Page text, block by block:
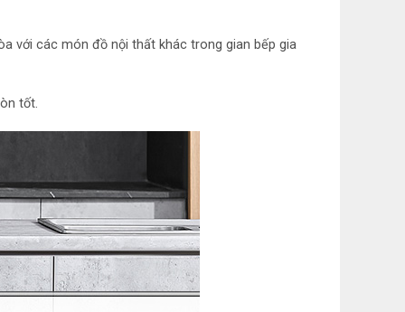
cửa)
máy Machine care
độ rửa SpeedPerfect
(từ 1 – 24 tiếng)
với các món đồ nội thất khác trong gian bếp gia
tốt.